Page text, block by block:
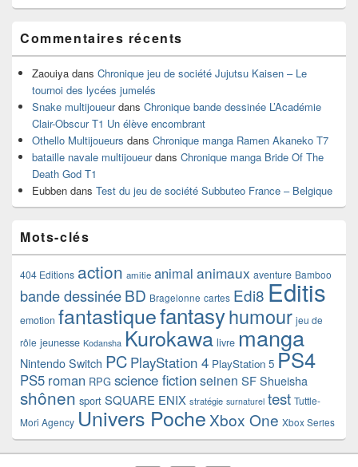
Commentaires récents
Zaouiya dans Chronique jeu de société Jujutsu Kaisen – Le
tournoi des lycées jumelés
Snake multijoueurdans Chronique bande dessinée L’Académie
Clair-Obscur T1 Un élève encombrant
Othello Multijoueurs dans Chronique manga Ramen Akaneko T7
bataille navale multijoueurdans Chronique manga Bride Of The
Death God T1
Eubben dans Test du jeu de société Subbuteo France – Belgique
Mots-clés
404 Editions action amitie animal animaux aventure Bamboo
bande dessinéeBD Bragelonne cartes Edi8 Editis
emotion fantastiquefantasyhumour jeu de
rôle jeunesse Kodansha Kurokawa livre manga
Nintendo Switch PC PlayStation 4 PlayStation 5 PS4
PS5 roman RPG science fictionseinen SF Shueisha
shônen sport SQUARE ENIX stratégie surnaturel test Tuttle-
Mori Agency Univers Poche Xbox One Xbox Series